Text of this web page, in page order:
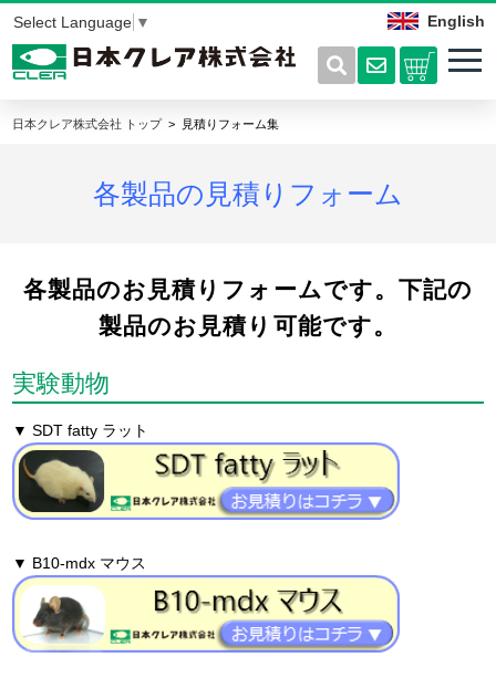
English
Select Language ▼
日本クレア株式会社 トップ 見積りフォーム集
各製品の見積りフォーム
各製品のお見積りフォームです。下記の
製品のお見積り可能です。
実験動物
▼ SDT fatty ラット
▼ B10-mdx マウス